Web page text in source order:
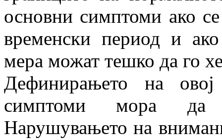
основни симптоми ако
временски период и
мера можат тешко да го
Дефинирањето на
симптоми мора да
Нарушувањето на